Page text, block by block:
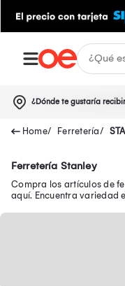
¿Dónde te gustaría
Ferretería
Ferretería Stanley
Compra los artículos de
aquí. Encuentra variedad